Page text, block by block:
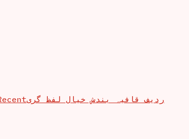
ردیف قافیہ بندش خیال لفظ گری